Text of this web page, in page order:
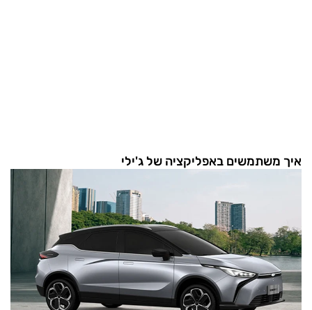
איך משתמשים באפליקציה של ג'ילי